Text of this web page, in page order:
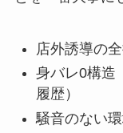
店外誘導の
身バレ0構造
履歴）
騒音のない